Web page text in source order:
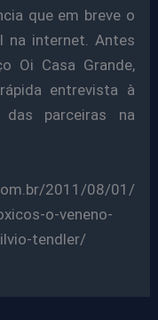
que em breve o
na internet. Antes
Oi Casa Grande,
entrevista à
das parceiras na
2011/08/01/
o-veneno-
tendler/